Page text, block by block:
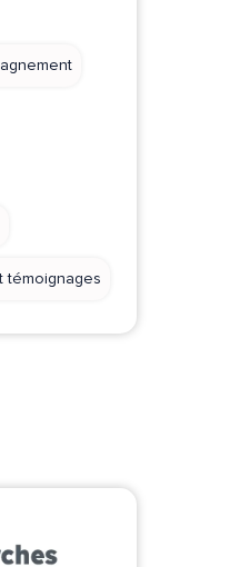
témoignages